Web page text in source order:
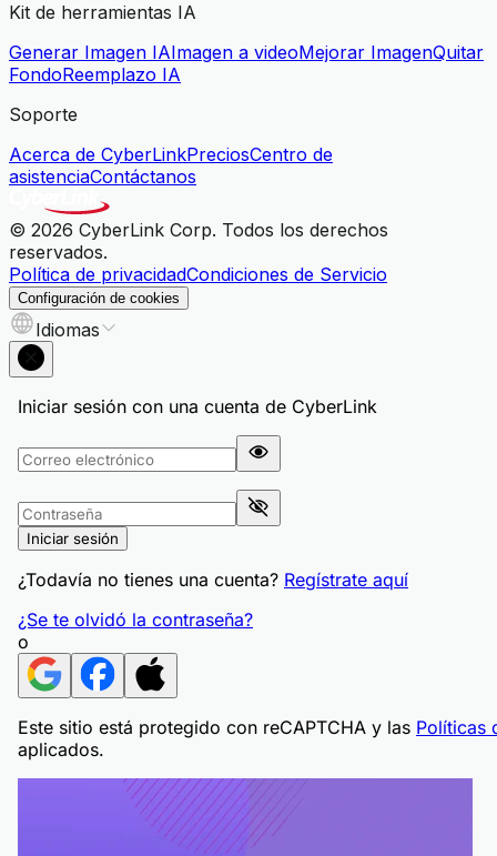
Kit de herramientas IA
Generar Imagen IAImagen a videoMejorar ImagenQuitar
FondoReemplazo IA
Soporte
Acerca de CyberLinkPreciosCentro de
asistenciaContáctanos
© 2026 CyberLink Corp. Todos los derechos
reservados.
Política de privacidadCondiciones de Servicio
Configuración de cookies
Idiomas